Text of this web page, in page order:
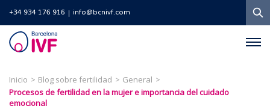
+34 934 176 916 info@bcnivf.com
Barcelona
IVF
Inicio Blog sobre fertilidad
General
Procesos de fertilidad en la mujer e importancia del cuidado
emocional